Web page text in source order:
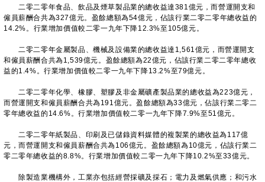
二零二零年食品、飲品及煙草製品業的總收益達381億元，而營運開支和
僱員薪酬合共為327億元。盈餘總額為54億元，佔該行業二零二零年總收益的
14.2%。行業增加價值較二零一九年下降12.3%至105億元。
二零二零年金屬製品、機械及設備業的總收益達1,561億元，而營運開支
和僱員薪酬合共為1,539億元。盈餘總額為22億元，佔該行業二零二零年總收
益的1.4%。行業增加價值較二零一九年下降13.2%至79億元。
二零二零年化學、橡膠、塑膠及非金屬礦產製品業的總收益為223億元，
而營運開支和僱員薪酬合共為191億元。盈餘總額為33億元，佔該行業二零二
零年總收益的14.6%。行業增加價值較二零一九年下降7.9%至51億元。
二零二零年紙製品、印刷及已儲錄資料媒體的複製業的總收益為117億
元，而營運開支和僱員薪酬合共為106億元。盈餘總額為10億元，佔該行業二
零二零年總收益的8.8%。行業增加價值較二零一九年下降10.2%至33億元。
除製造業機構外，工業亦包括經營採礦及採石；電力及燃氣供應；和污水